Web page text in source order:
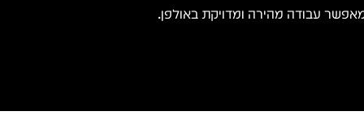
עבודה מהירה ומדויקת באולפן.